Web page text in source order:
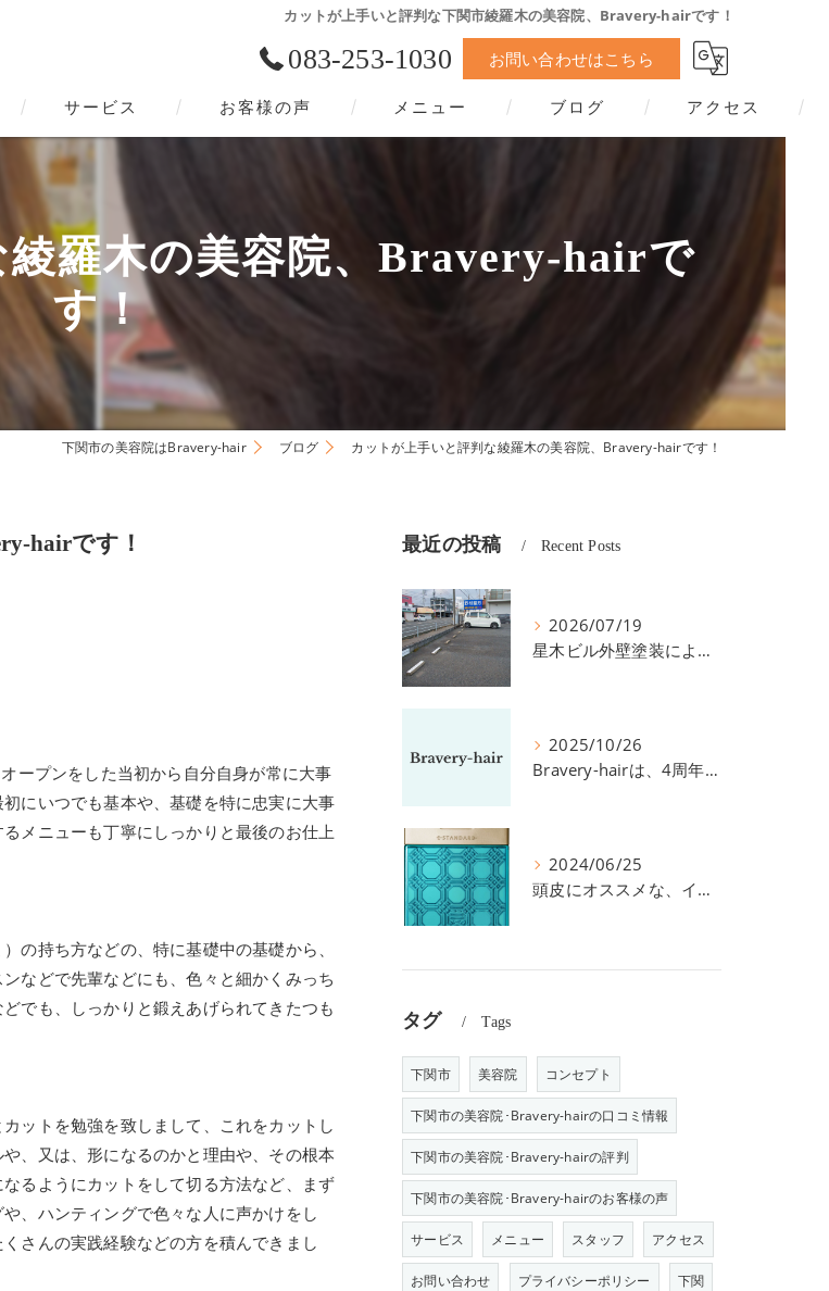
カットが上手いと評判な下関市綾羅木の美容院、Bravery-hairです！
083-253-1030 お問い合わせはこちら
hairの口コミ情報
hairの評判
hairのお客様の声
サービス お客様の声 メニュー ブログ アクセス
羅木の美容院、Bravery-hairで
す！
下関市の美容院はBravery-hair ブログ カットが上手いと評判な綾羅木の美容院、Bravery-hairです！
hairです！
ープンをした当初から自分自身が常に大事
にいつでも基本や、基礎を特に忠実に大事
メニューも丁寧にしっかりと最後のお仕上
の持ち方などの、特に基礎中の基礎から、
などで先輩などにも、色々と細かくみっち
でも、しっかりと鍛えあげられてきたつも
ットを勉強を致しまして、これをカットし
、又は、形になるのかと理由や、その根本
るようにカットをして切る方法など、まず
、ハンティングで色々な人に声かけをし
さんの実践経験などの方を積んできまし
最近の投稿 Recent Posts
2026/07/19
星木ビル外壁塗装による、駐車場の件につきまして。
2025/10/26
Bravery-hairは、4周年を迎えました！
2024/06/25
頭皮にオススメな、イイスタンダードのスカルプ系シャンプー＆トリートメントです！
タグ Tags
下関市 美容院 コンセプト
下関市の美容院･Bravery-hairの口コミ情報
下関市の美容院･Bravery-hairの評判
下関市の美容院･Bravery-hairのお客様の声
サービス メニュー スタッフ アクセス
お問い合わせ プライバシーポリシー 下関